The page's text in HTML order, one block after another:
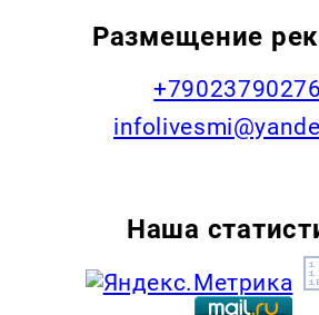
Размещение
+79023790276
Наша